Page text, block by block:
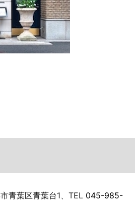
青葉区青葉台1、TEL 045-985-